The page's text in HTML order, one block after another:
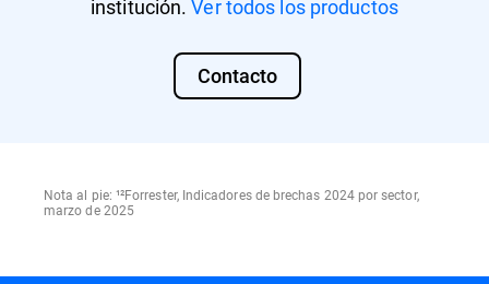
institución.Ver todos los productos
Contacto
Nota al pie: ¹²Forrester, Indicadores de brechas 2024 por sector,
marzo de 2025